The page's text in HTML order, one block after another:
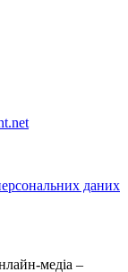
даних
медіа –